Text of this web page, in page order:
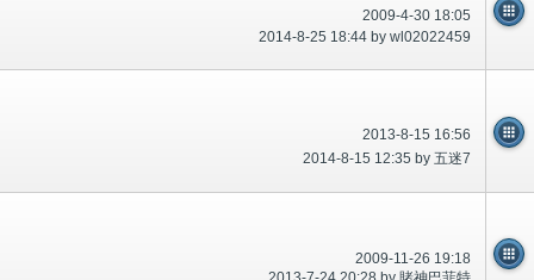
2009-4-30 18:05
2014-8-25 18:44 by wl02022459
2013-8-15 16:56
2014-8-15 12:35 by 五迷7
2009-11-26 19:18